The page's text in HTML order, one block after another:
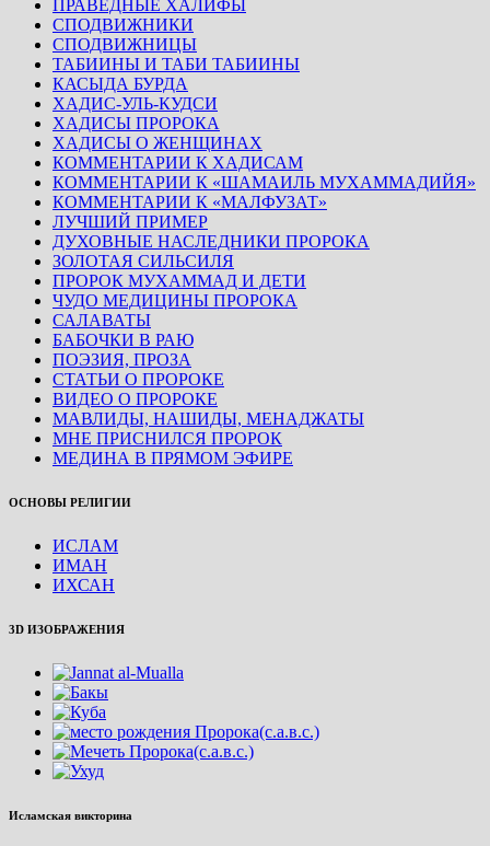
ПРАВЕДНЫЕ ХАЛИФЫ
СПОДВИЖНИКИ
СПОДВИЖНИЦЫ
ТАБИИНЫ И ТАБИ ТАБИИНЫ
КАСЫДА БУРДА
ХАДИС-УЛЬ-КУДСИ
ХАДИСЫ ПРОРОКА
ХАДИСЫ О ЖЕНЩИНАХ
КОММЕНТАРИИ К ХАДИСАМ
КОММЕНТАРИИ К «ШАМАИЛЬ МУХАММАДИЙЯ»
КОММЕНТАРИИ К «МАЛФУЗАТ»
ЛУЧШИЙ ПРИМЕР
ДУХОВНЫЕ НАСЛЕДНИКИ ПРОРОКА
ЗОЛОТАЯ СИЛЬСИЛЯ
ПРОРОК МУХАММАД И ДЕТИ
ЧУДО МЕДИЦИНЫ ПРОРОКА
САЛАВАТЫ
БАБОЧКИ В РАЮ
ПОЭЗИЯ, ПРОЗА
СТАТЬИ О ПРОРОКЕ
ВИДЕО О ПРОРОКЕ
МАВЛИДЫ, НАШИДЫ, МЕНАДЖАТЫ
МНЕ ПРИСНИЛСЯ ПРОРОК
МЕДИНА В ПРЯМОМ ЭФИРЕ
ОСНОВЫ РЕЛИГИИ
ИСЛАМ
ИМАН
ИХСАН
3D ИЗОБРАЖЕНИЯ
Исламская викторина